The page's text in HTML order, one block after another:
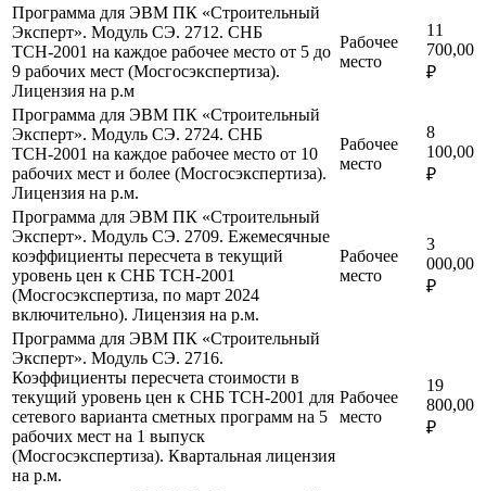
Программа для ЭВМ ПК «Строительный
Эксперт». Модуль СЭ. 2712. СНБ
ТСН-2001 на каждое рабочее место от 5 до
9 рабочих мест (Мосгосэкспертиза).
Лицензия на р.м
Рабочее
место
11
700,00
₽
Программа для ЭВМ ПК «Строительный
Эксперт». Модуль СЭ. 2724. СНБ
ТСН-2001 на каждое рабочее место от 10
рабочих мест и более (Мосгосэкспертиза).
Лицензия на р.м.
Рабочее
место
8
100,00
₽
Программа для ЭВМ ПК «Строительный
Эксперт». Модуль СЭ. 2709. Ежемесячные
коэффициенты пересчета в текущий
уровень цен к СНБ ТСН-2001
(Мосгосэкспертиза, по март 2024
включительно). Лицензия на р.м.
Рабочее
место
3
000,00
₽
Программа для ЭВМ ПК «Строительный
Эксперт». Модуль СЭ. 2716.
Коэффициенты пересчета стоимости в
текущий уровень цен к СНБ ТСН-2001 для
сетевого варианта сметных программ на 5
рабочих мест на 1 выпуск
(Мосгосэкспертиза). Квартальная лицензия
на р.м.
Рабочее
место
19
800,00
₽